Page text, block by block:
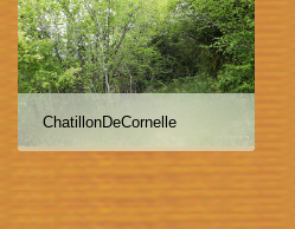
ChatillonDeCornelle